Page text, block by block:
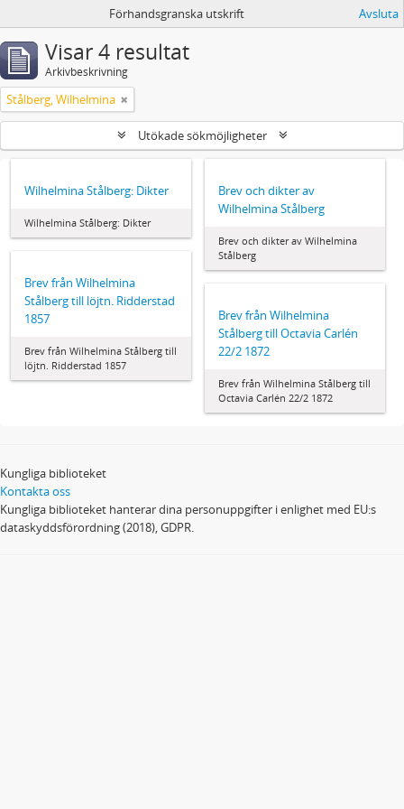
Förhandsgranska utskrift Avsluta
Visar 4 resultat
Arkivbeskrivning
Stålberg, Wilhelmina
Utökade sökmöjligheter
Wilhelmina Stålberg: Dikter
Wilhelmina Stålberg: Dikter
Brev och dikter av
Wilhelmina Stålberg
Brev och dikter av Wilhelmina
Stålberg
Brev från Wilhelmina
Stålberg till löjtn. Ridderstad
1857
Brev från Wilhelmina Stålberg till
löjtn. Ridderstad 1857
Brev från Wilhelmina
Stålberg till Octavia Carlén
22/2 1872
Brev från Wilhelmina Stålberg till
Octavia Carlén 22/2 1872
Kungliga biblioteket
Kontakta oss
Kungliga biblioteket hanterar dina personuppgifter i enlighet med EU:s
dataskyddsförordning (2018), GDPR.